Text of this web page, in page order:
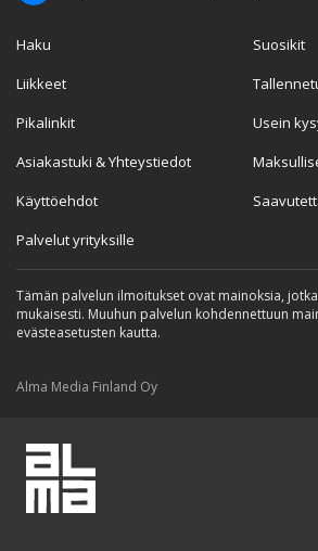
Haku
Liikkeet
Pikalinkit
Asiakastuki & Yhteystiedot
Käyttöehdot
Palvelut yrityksille
Suosikit
Usein
Tämän palvelun ilmoitukset ovat mainoksia,
mukaisesti. Muuhun palvelun kohdennettuun
evästeasetusten kautta.
Alma Media Finland Oy